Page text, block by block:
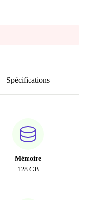
Spécifications
Mémoire
128 GB